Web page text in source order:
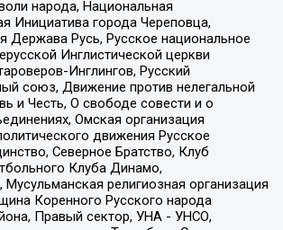
народа, Национальная
Инициатива города Череповца,
Держава Русь, Русское национальное
Инглистической церкви
Инглингов, Русский
союз, Движение против нелегальной
и Честь, О свободе совести и о
Омская организация
движения Русское
Северное Братство, Клуб
Клуба Динамо,
религиозная организация
Коренного Русского народа
Правый сектор, УНА - УНСО,